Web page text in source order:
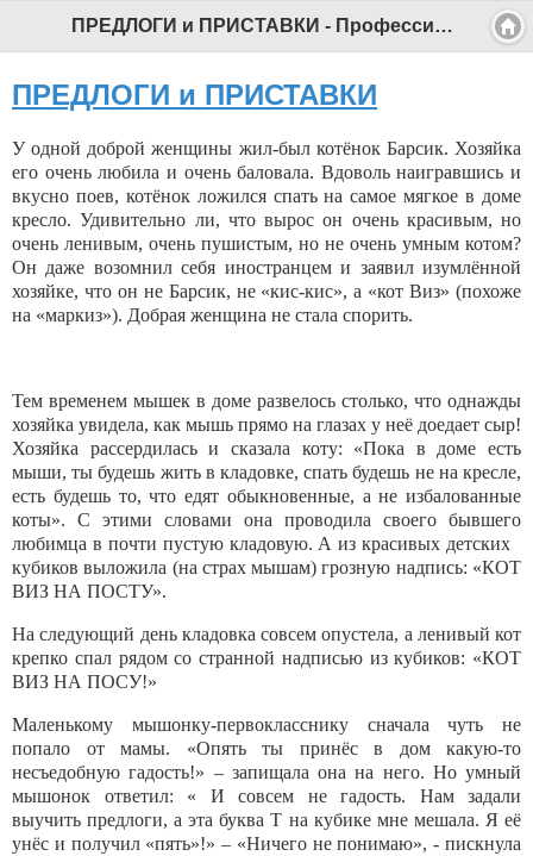
ПРЕДЛОГИ и ПРИСТАВКИ - Профессиональный педагог
ПРЕДЛОГИ и ПРИСТАВКИ
У одной доброй женщины жил-был котёнок Барсик. Хозяйка
его очень любила и очень баловала. Вдоволь наигравшись и
вкусно поев, котёнок ложился спать на самое мягкое в доме
кресло. Удивительно ли, что вырос он очень красивым, но
очень ленивым, очень пушистым, но не очень умным котом?
Он даже возомнил себя иностранцем и заявил изумлённой
хозяйке, что он не Барсик, не «кис-кис», а «кот Виз» (похоже
на «маркиз»). Добрая женщина не стала спорить.
Тем временем мышек в доме развелось столько, что однажды
хозяйка увидела, как мышь прямо на глазах у неё доедает сыр!
Хозяйка рассердилась и сказала коту: «Пока в доме есть
мыши, ты будешь жить в кладовке, спать будешь не на кресле,
есть будешь то, что едят обыкновенные, а не избалованные
коты». С этими словами она проводила своего бывшего
любимца в почти пустую кладовую. А из красивых детских
кубиков выложила (на страх мышам) грозную надпись: «КОТ
ВИЗ НА ПОСТУ».
На следующий день кладовка совсем опустела, а ленивый кот
крепко спал рядом со странной надписью из кубиков: «КОТ
ВИЗ НА ПОСУ!»
Маленькому мышонку-первокласснику сначала чуть не
попало от мамы. «Опять ты принёс в дом какую-то
несъедобную гадость!» – запищала она на него. Но умный
мышонок ответил: « И совсем не гадость. Нам задали
выучить предлоги, а эта буква Т на кубике мне мешала. Я её
унёс и получил «пять»!» – «Ничего не понимаю», - пискнула